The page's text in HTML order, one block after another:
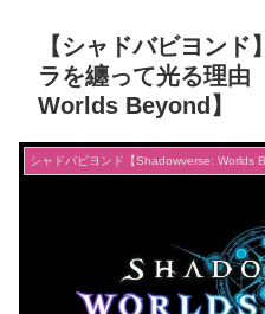
【シャドバビヨン
ラを纏って光る理由
Worlds Beyond】
シャドバビヨンド【Shadowverse: Worlds